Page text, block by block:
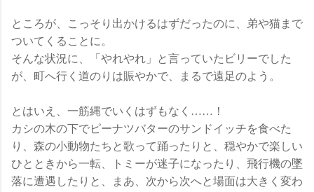
ところが、こっそり出かけるはずだったのに、弟や猫まで
ついてくることに。
そんな状況に、「やれやれ」と言っていたビリーでした
が、町へ行く道のりは賑やかで、まるで遠足のよう。
とはいえ、一筋縄でいくはずもなく……！
カシの木の下でピーナツバターのサンドイッチを食べた
り、森の小動物たちと歌って踊ったりと、穏やかで楽しい
ひとときから一転、トミーが迷子になったり、飛行機の墜
落に遭遇したりと、まあ、次から次へと場面は大きく変わ